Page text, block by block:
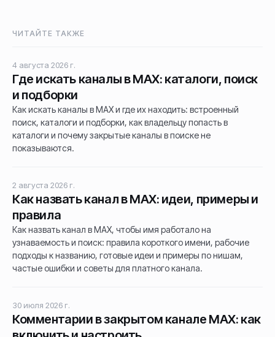
ЧИТАЙТЕ ТАКЖЕ
4 августа 2026 г.
Где искать каналы в MAX: каталоги, поиск
и подборки
Как искать каналы в MAX и где их находить: встроенный
поиск, каталоги и подборки, как владельцу попасть в
каталоги и почему закрытые каналы в поиске не
показываются.
2 августа 2026 г.
Как назвать канал в MAX: идеи, примеры и
правила
Как назвать канал в MAX, чтобы имя работало на
узнаваемость и поиск: правила короткого имени, рабочие
подходы к названию, готовые идеи и примеры по нишам,
частые ошибки и советы для платного канала.
30 июля 2026 г.
Комментарии в закрытом канале MAX: как